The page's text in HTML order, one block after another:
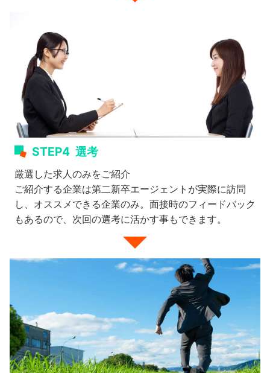
STEP4 選考
厳選した求人のみをご紹介
ご紹介する企業は第二新卒エージェントが実際に訪問
し、オススメできる企業のみ。面接時のフィードバック
もあるので、次回の選考に活かす事もできます。